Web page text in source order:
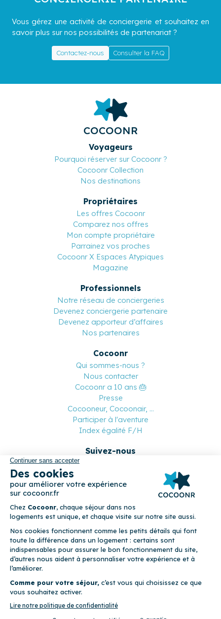
Vous gérez une activité de conciergerie et souhaitez en
savoir plus sur nos possibilités de partenariat ?
Contactez-nous Consulter la FAQ
COCOONR
Voyageurs
Pourquoi réserver sur Cocoonr ?
Cocoonr Collection
Nos destinations
Propriétaires
Les offres Cocoonr
Comparez nos offres
Mon compte propriétaire
Parrainez vos proches
Cocoonr X Espaces Atypiques
Magazine
Professionnels
Notre réseau de conciergeries
Devenez conciergerie partenaire
Devenez apporteur d’affaires
Nos partenaires
Cocoonr
Qui sommes-nous ?
Nous contacter
Cocoonr a 10 ans 🎂
Presse
Cocooneur, Cocoonair, ...
Participer à l'aventure
Index égalité F/H
Suivez-nous
location–CGU – Politique de confidentialité–Politique de
Cocoonr est conçu et développé à Rennes 🇫🇷